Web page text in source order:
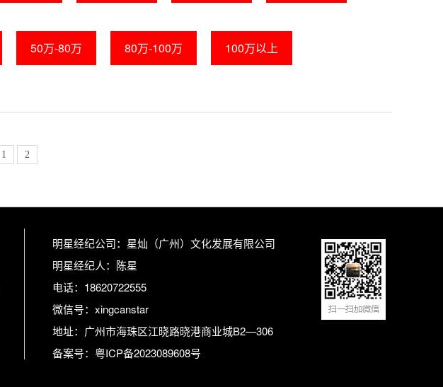
50万-80万 80万-100万 100万以上
1 2
明星经纪公司：星灿（广州）文化发展有限公司
明星经纪人：陈星
电话：18620722555
微信号：xingcanstar
地址：广州市海珠区江晓路晓港商业城B2—306
备案号： 粤ICP备2023089608号